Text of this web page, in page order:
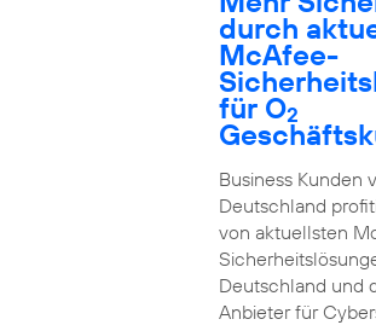
durch
McAfee-
für O2
Business Kunden
Deutschland
von aktuellsten
Deutschland und
Anbieter für